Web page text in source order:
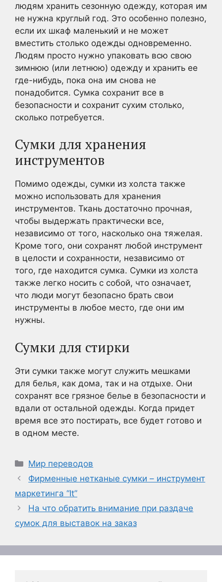
людям хранить сезонную одежду, которая им
не нужна круглый год. Это особенно полезно,
если их шкаф маленький и не может
вместить столько одежды одновременно.
Людям просто нужно упаковать всю свою
зимнюю (или летнюю) одежду и хранить ее
где-нибудь, пока она им снова не
понадобится. Сумка сохранит все в
безопасности и сохранит сухим столько,
сколько потребуется.
Сумки для хранения
инструментов
Помимо одежды, сумки из холста также
можно использовать для хранения
инструментов. Ткань достаточно прочная,
чтобы выдержать практически все,
независимо от того, насколько она тяжелая.
Кроме того, они сохранят любой инструмент
в целости и сохранности, независимо от
того, где находится сумка. Сумки из холста
также легко носить с собой, что означает,
что люди могут безопасно брать свои
инструменты в любое место, где они им
нужны.
Сумки для стирки
Эти сумки также могут служить мешками
для белья, как дома, так и на отдыхе. Они
сохранят все грязное белье в безопасности и
вдали от остальной одежды. Когда придет
время все это постирать, все будет готово и
в одном месте.
Рубрики
Мир переводов
Фирменные нетканые сумки – инструмент
маркетинга “It”
На что обратить внимание при раздаче
сумок для выставок на заказ